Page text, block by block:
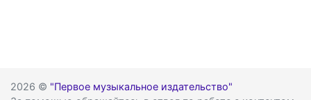
2026 © "Первое музыкальное издательство"